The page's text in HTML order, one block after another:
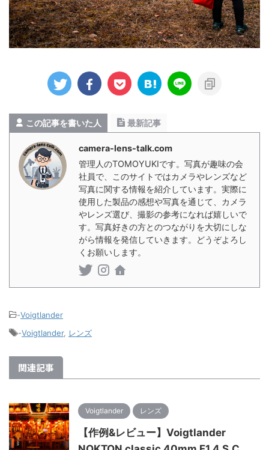
この記事を書いた人 最新記事
camera-lens-talk.com
管理人のTOMOYUKIです。写真が趣味の会
社員で、このサイトではカメラやレンズなど
写真に関する情報を紹介しています。実際に
使用した製品の感想や写真を通じて、カメラ
やレンズ選び、撮影の参考になれば嬉しいで
す。写真好きの方とのつながりを大切にしな
がら情報を発信していきます。どうぞよろし
くお願いします。
-Voigtlander
-Voigtlander, レンズ
関連記事
Voigtlander レンズ
【作例&レビュー】Voigtlander